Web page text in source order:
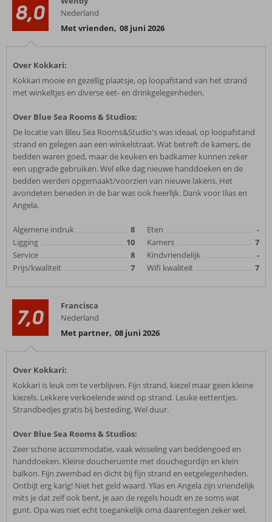
8,0
Nederland
Met vrienden, 08 juni 2026
Over Kokkari:
Kokkari mooie en gezellig plaatsje, op loopafstand van het strand
met winkeltjes en diverse eet- en drinkgelegenheden.
Over Blue Sea Rooms & Studios:
De locatie van Bleu Sea Rooms&Studio's was ideaal, op loopafstand
strand en gelegen aan een winkelstraat. Wat betreft de kamers, de
bedden waren goed, maar de keuken en badkamer kunnen zeker
een upgrade gebruiken. Wel elke dag nieuwe handdoeken en de
bedden werden opgemaakt/voorzien van nieuwe lakens. Het
avondeten beneden in de bar was ook heerlijk. Dank voor Ilias en
Angela.
Algemene indruk
8
Ligging
10
Service
8
Prijs/kwaliteit
7
Eten
-
Kamers
7
Kindvriendelijk
-
Wifi kwaliteit
7
7,0
Francisca
Nederland
Met partner, 08 juni 2026
Over Kokkari:
Kokkari is leuk om te verblijven. Fijn strand, kiezel maar geen kleine
kiezels. Lekkere verkoelende wind op strand. Leuke eettentjes.
Strandbedjes gratis bij besteding. Wel duur.
Over Blue Sea Rooms & Studios:
Zeer schone accommodatie, vaak wisseling van beddengoed en
handdoeken. Kleine doucheruimte met douchegordijn en klein
balkon. Fijn zwembad en dicht bij fijn strand en eetgelegenheden.
Ontbijt erg karig! Niet het geld waard. Ylias en Angela zijn vriendelijk
mits je dat zelf ook bent, je aan de regels houdt en ze soms wat
gunt. Opa was niet echt toegankelijk oma daarentegen zeker wel.